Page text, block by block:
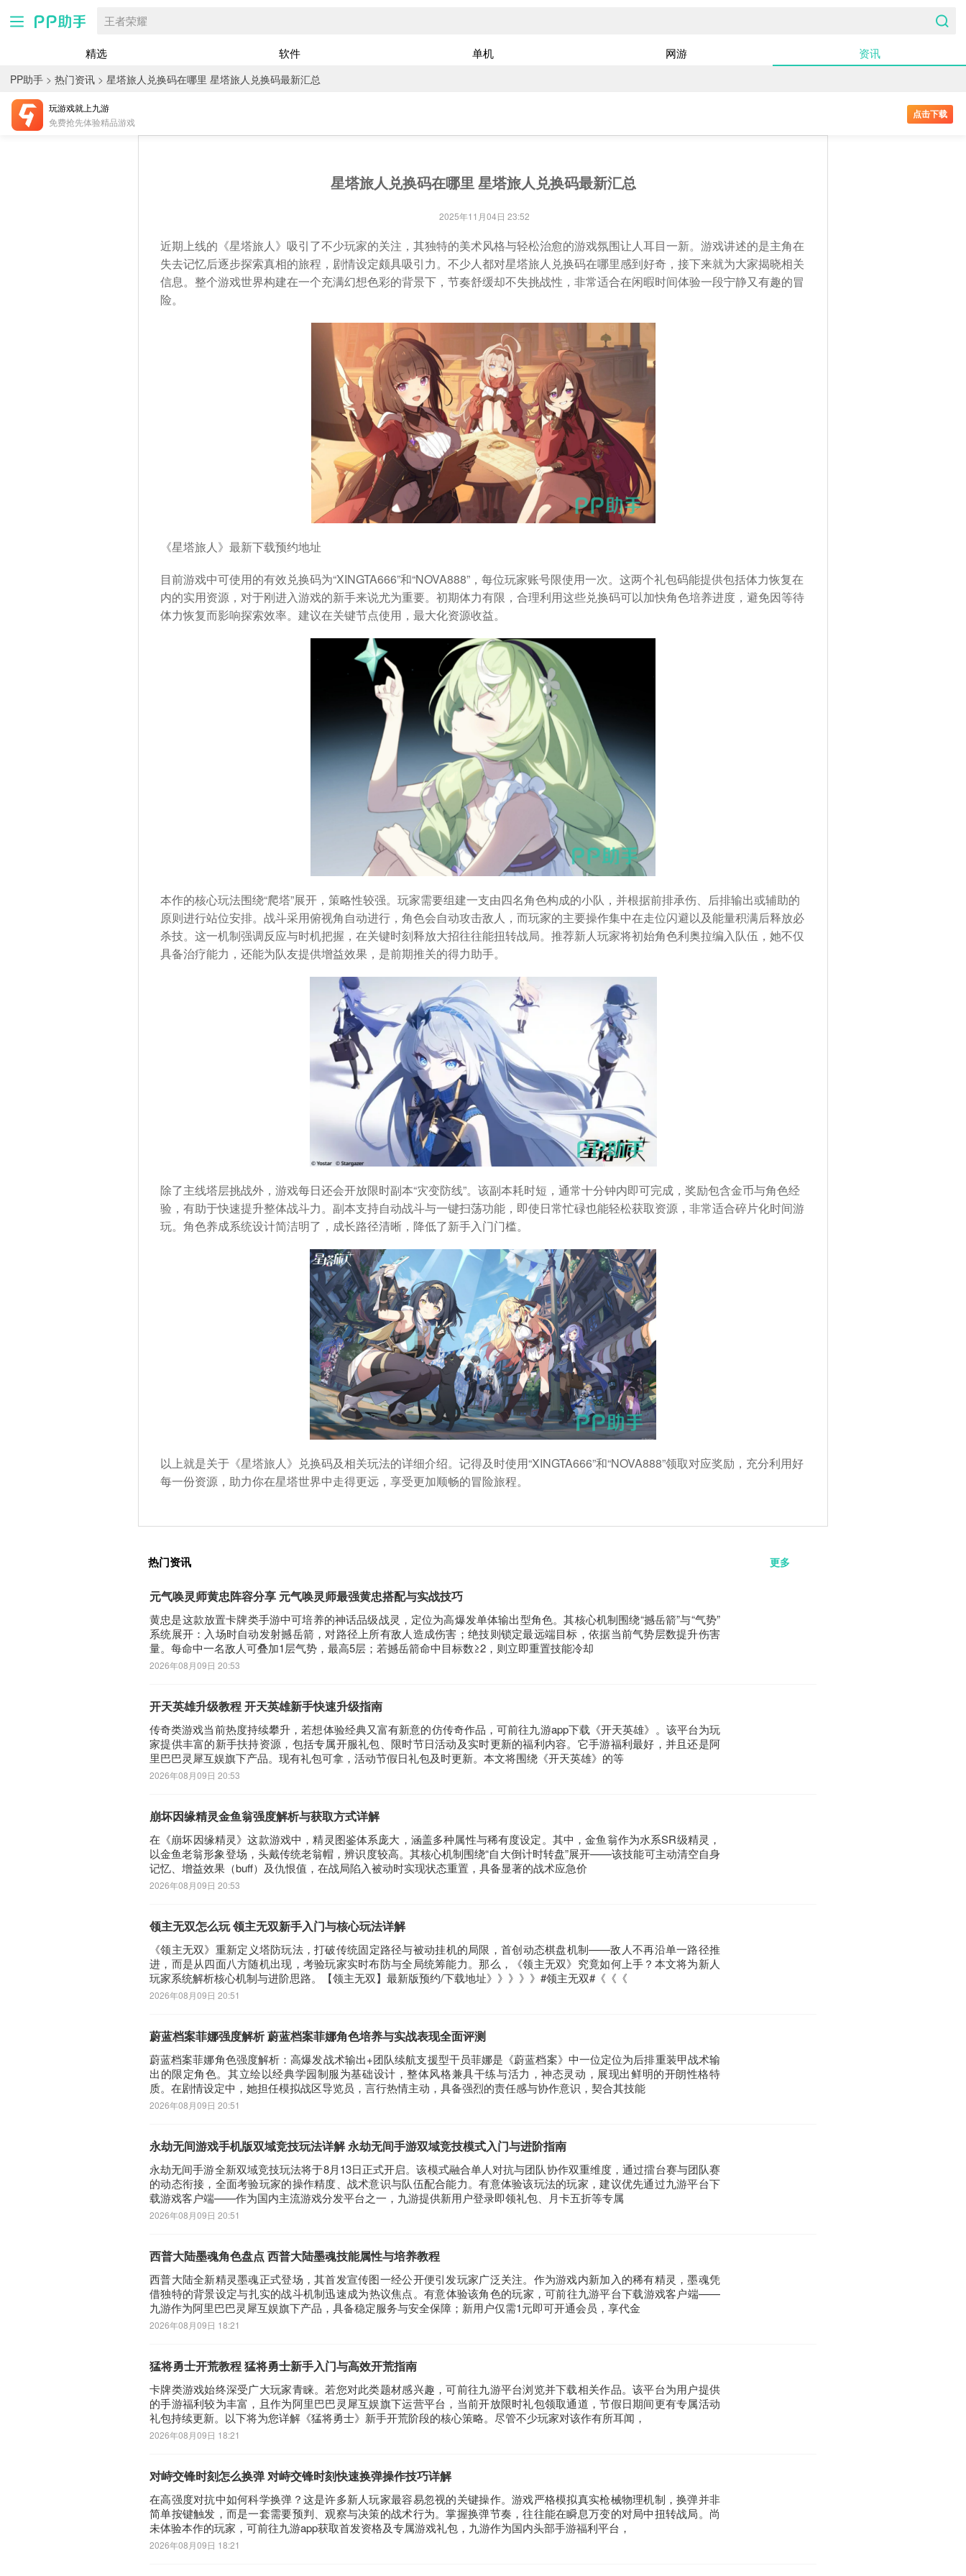
王者荣耀
精选 软件 单机 网游 资讯
PP助手 > 热门资讯 > 星塔旅人兑换码在哪里 星塔旅人兑换码最新汇总
玩游戏就上九游
免费抢先体验精品游戏
点击下载
星塔旅人兑换码在哪里 星塔旅人兑换码最新汇总
2025年11月04日 23:52
近期上线的《星塔旅人》吸引了不少玩家的关注，其独特的美术风格与轻松治愈的游戏氛围让人耳目一新。游戏讲述的是主角在
失去记忆后逐步探索真相的旅程，剧情设定颇具吸引力。不少人都对星塔旅人兑换码在哪里感到好奇，接下来就为大家揭晓相关
信息。整个游戏世界构建在一个充满幻想色彩的背景下，节奏舒缓却不失挑战性，非常适合在闲暇时间体验一段宁静又有趣的冒
险。
《星塔旅人》最新下载预约地址
目前游戏中可使用的有效兑换码为“XINGTA666”和“NOVA888”，每位玩家账号限使用一次。这两个礼包码能提供包括体力恢复在
内的实用资源，对于刚进入游戏的新手来说尤为重要。初期体力有限，合理利用这些兑换码可以加快角色培养进度，避免因等待
体力恢复而影响探索效率。建议在关键节点使用，最大化资源收益。
本作的核心玩法围绕“爬塔”展开，策略性较强。玩家需要组建一支由四名角色构成的小队，并根据前排承伤、后排输出或辅助的
原则进行站位安排。战斗采用俯视角自动进行，角色会自动攻击敌人，而玩家的主要操作集中在走位闪避以及能量积满后释放必
杀技。这一机制强调反应与时机把握，在关键时刻释放大招往往能扭转战局。推荐新人玩家将初始角色利奥拉编入队伍，她不仅
具备治疗能力，还能为队友提供增益效果，是前期推关的得力助手。
除了主线塔层挑战外，游戏每日还会开放限时副本“灾变防线”。该副本耗时短，通常十分钟内即可完成，奖励包含金币与角色经
验，有助于快速提升整体战斗力。副本支持自动战斗与一键扫荡功能，即使日常忙碌也能轻松获取资源，非常适合碎片化时间游
玩。角色养成系统设计简洁明了，成长路径清晰，降低了新手入门门槛。
以上就是关于《星塔旅人》兑换码及相关玩法的详细介绍。记得及时使用“XINGTA666”和“NOVA888”领取对应奖励，充分利用好
每一份资源，助力你在星塔世界中走得更远，享受更加顺畅的冒险旅程。
热门资讯 更多
元气唤灵师黄忠阵容分享 元气唤灵师最强黄忠搭配与实战技巧
黄忠是这款放置卡牌类手游中可培养的神话品级战灵，定位为高爆发单体输出型角色。其核心机制围绕“撼岳箭”与“气势”
系统展开：入场时自动发射撼岳箭，对路径上所有敌人造成伤害；绝技则锁定最远端目标，依据当前气势层数提升伤害
量。每命中一名敌人可叠加1层气势，最高5层；若撼岳箭命中目标数≥2，则立即重置技能冷却
2026年08月09日 20:53
开天英雄升级教程 开天英雄新手快速升级指南
传奇类游戏当前热度持续攀升，若想体验经典又富有新意的仿传奇作品，可前往九游app下载《开天英雄》。该平台为玩
家提供丰富的新手扶持资源，包括专属开服礼包、限时节日活动及实时更新的福利内容。它手游福利最好，并且还是阿
里巴巴灵犀互娱旗下产品。现有礼包可拿，活动节假日礼包及时更新。本文将围绕《开天英雄》的等
2026年08月09日 20:53
崩坏因缘精灵金鱼翁强度解析与获取方式详解
在《崩坏因缘精灵》这款游戏中，精灵图鉴体系庞大，涵盖多种属性与稀有度设定。其中，金鱼翁作为水系SR级精灵，
以金鱼老翁形象登场，头戴传统老翁帽，辨识度较高。其核心机制围绕“自大倒计时转盘”展开——该技能可主动清空自身
记忆、增益效果（buff）及仇恨值，在战局陷入被动时实现状态重置，具备显著的战术应急价
2026年08月09日 20:53
领主无双怎么玩 领主无双新手入门与核心玩法详解
《领主无双》重新定义塔防玩法，打破传统固定路径与被动挂机的局限，首创动态棋盘机制——敌人不再沿单一路径推
进，而是从四面八方随机出现，考验玩家实时布防与全局统筹能力。那么，《领主无双》究竟如何上手？本文将为新人
玩家系统解析核心机制与进阶思路。【领主无双】最新版预约/下载地址》》》》》#领主无双#《《《
2026年08月09日 20:51
蔚蓝档案菲娜强度解析 蔚蓝档案菲娜角色培养与实战表现全面评测
蔚蓝档案菲娜角色强度解析：高爆发战术输出+团队续航支援型干员菲娜是《蔚蓝档案》中一位定位为后排重装甲战术输
出的限定角色。其立绘以经典学园制服为基础设计，整体风格兼具干练与活力，神态灵动，展现出鲜明的开朗性格特
质。在剧情设定中，她担任模拟战区导览员，言行热情主动，具备强烈的责任感与协作意识，契合其技能
2026年08月09日 20:51
永劫无间游戏手机版双域竞技玩法详解 永劫无间手游双域竞技模式入门与进阶指南
永劫无间手游全新双域竞技玩法将于8月13日正式开启。该模式融合单人对抗与团队协作双重维度，通过擂台赛与团队赛
的动态衔接，全面考验玩家的操作精度、战术意识与队伍配合能力。有意体验该玩法的玩家，建议优先通过九游平台下
载游戏客户端——作为国内主流游戏分发平台之一，九游提供新用户登录即领礼包、月卡五折等专属
2026年08月09日 20:51
西普大陆墨魂角色盘点 西普大陆墨魂技能属性与培养教程
西普大陆全新精灵墨魂正式登场，其首发宣传图一经公开便引发玩家广泛关注。作为游戏内新加入的稀有精灵，墨魂凭
借独特的背景设定与扎实的战斗机制迅速成为热议焦点。有意体验该角色的玩家，可前往九游平台下载游戏客户端——
九游作为阿里巴巴灵犀互娱旗下产品，具备稳定服务与安全保障；新用户仅需1元即可开通会员，享代金
2026年08月09日 18:21
猛将勇士开荒教程 猛将勇士新手入门与高效开荒指南
卡牌类游戏始终深受广大玩家青睐。若您对此类题材感兴趣，可前往九游平台浏览并下载相关作品。该平台为用户提供
的手游福利较为丰富，且作为阿里巴巴灵犀互娱旗下运营平台，当前开放限时礼包领取通道，节假日期间更有专属活动
礼包持续更新。以下将为您详解《猛将勇士》新手开荒阶段的核心策略。尽管不少玩家对该作有所耳闻，
2026年08月09日 18:21
对峙交锋时刻怎么换弹 对峙交锋时刻快速换弹操作技巧详解
在高强度对抗中如何科学换弹？这是许多新人玩家最容易忽视的关键操作。游戏严格模拟真实枪械物理机制，换弹并非
简单按键触发，而是一套需要预判、观察与决策的战术行为。掌握换弹节奏，往往能在瞬息万变的对局中扭转战局。尚
未体验本作的玩家，可前往九游app获取首发资格及专属游戏礼包，九游作为国内头部手游福利平台，
2026年08月09日 18:21